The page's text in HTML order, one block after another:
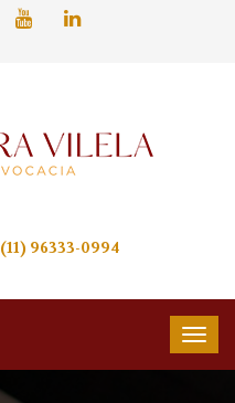
(11) 96333-0994